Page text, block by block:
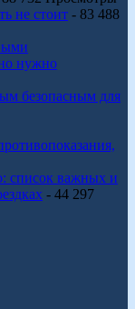
не стоит - 83 488
нужно
безопасным для
список важных и
- 44 297